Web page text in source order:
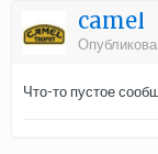
camel
Что-то пустое